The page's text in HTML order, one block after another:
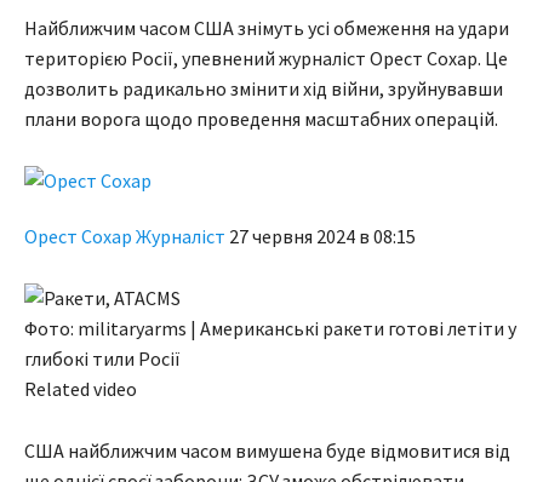
Найближчим часом США знімуть усі обмеження на удари
територією Росії, упевнений журналіст Орест Сохар. Це
дозволить радикально змінити хід війни, зруйнувавши
плани ворога щодо проведення масштабних операцій.
Орест Сохар Журналiст 27 червня 2024 в 08:15
Фото: militaryarms | Американські ракети готові летіти у
глибокі тили Росії
Related video
США найближчим часом вимушена буде відмовитися від